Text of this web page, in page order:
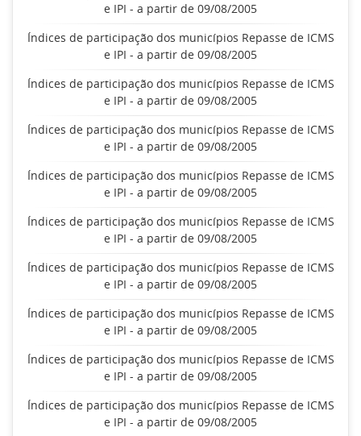
e IPI - a partir de 09/08/2005
Índices de participação dos municípios Repasse de ICMS
e IPI - a partir de 09/08/2005
Índices de participação dos municípios Repasse de ICMS
e IPI - a partir de 09/08/2005
Índices de participação dos municípios Repasse de ICMS
e IPI - a partir de 09/08/2005
Índices de participação dos municípios Repasse de ICMS
e IPI - a partir de 09/08/2005
Índices de participação dos municípios Repasse de ICMS
e IPI - a partir de 09/08/2005
Índices de participação dos municípios Repasse de ICMS
e IPI - a partir de 09/08/2005
Índices de participação dos municípios Repasse de ICMS
e IPI - a partir de 09/08/2005
Índices de participação dos municípios Repasse de ICMS
e IPI - a partir de 09/08/2005
Índices de participação dos municípios Repasse de ICMS
e IPI - a partir de 09/08/2005